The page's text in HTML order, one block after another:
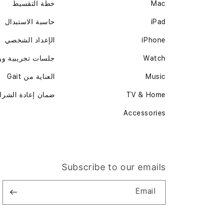
Mac
iPad
iPhone
Watch
Music
TV & Home
Accessories
خطة التقسيط
حاسبة الاستبدال
الإعداد الشخصي
جلسات تجريبية
العناية من Gait
ضمان إعادة
Subscribe to our emails
Email